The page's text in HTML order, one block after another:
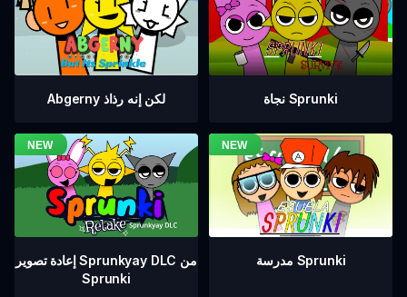
Abgerny لكن إنه رذاذ نجاة Sprunki
إعادة تصوير Sprunkyay DLC من
Sprunki
مدرسة Sprunki